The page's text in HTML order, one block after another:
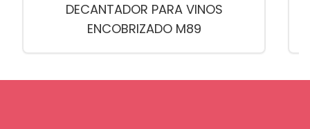
DECANTADOR PARA VINOS
ENCOBRIZADO M89